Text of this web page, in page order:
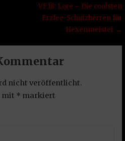
VF18: Lore – Die coolsten
Erzfee-Schutzherren für
Hexenmeister →
nicht veröffentlicht.
mit * markiert